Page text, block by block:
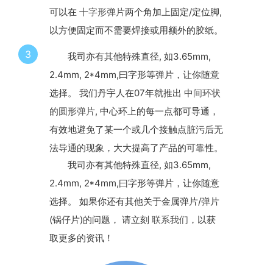
可以在 十字形弹片两个角加上固定/定位脚,
以方便固定而不需要焊接或用额外的胶纸。
3
我司亦有其他特殊直径, 如3.65mm,
2.4mm, 2*4mm,曰字形等弹片，让你随意
选择。 我们丹宇人在07年就推出 中间环状
的圆形弹片, 中心环上的每一点都可导通，
有效地避免了某一个或几个接触点脏污后无
法导通的现象，大大提高了产品的可靠性。
我司亦有其他特殊直径, 如3.65mm,
2.4mm, 2*4mm,曰字形等弹片，让你随意
选择。 如果你还有其他关于金属弹片/弹片
(锅仔片)的问题， 请立刻 联系我们 ，以获
取更多的资讯！